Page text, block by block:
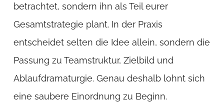
betrachtet, sondern ihn als Teil eurer
Gesamtstrategie plant. In der Praxis
entscheidet selten die Idee allein, sondern die
Passung zu Teamstruktur, Zielbild und
Ablaufdramaturgie. Genau deshalb lohnt sich
eine saubere Einordnung zu Beginn.